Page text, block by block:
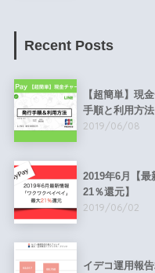
Recent Posts
【超簡単】現
手順と利用方法
2019/06/08
2019年6月【
21％還元】
2019/06/02
イデコ運用報